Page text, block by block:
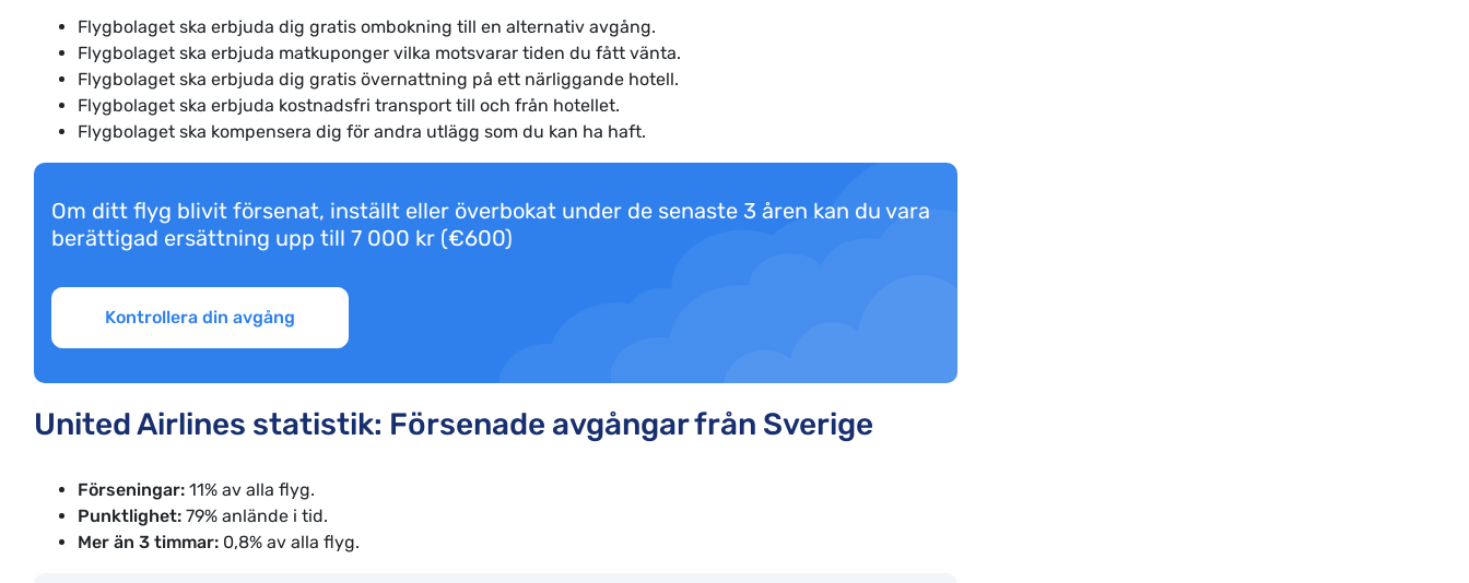
Flygbolaget ska erbjuda dig gratis ombokning till en alternativ avgång.
Flygbolaget ska erbjuda matkuponger vilka motsvarar tiden du fått vänta.
Flygbolaget ska erbjuda dig gratis övernattning på ett närliggande hotell.
Flygbolaget ska erbjuda kostnadsfri transport till och från hotellet.
Flygbolaget ska kompensera dig för andra utlägg som du kan ha haft.
Om ditt flyg blivit försenat, inställt eller överbokat under de senaste 3 åren kan du vara
berättigad ersättning upp till 7 000 kr (€600)
Kontrollera din avgång
United Airlines statistik: Försenade avgångar från Sverige
Förseningar: 11% av alla flyg.
Punktlighet: 79% anlände i tid.
Mer än 3 timmar: 0,8% av alla flyg.